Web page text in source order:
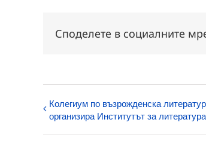
Споделете в социалните
Колегиум по възрожденска
организира Институтът за литература